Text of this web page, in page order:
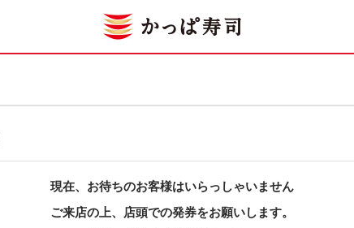
現在、お待ちのお客様はいらっしゃいません
ご来店の上、店頭での発券をお願いします。